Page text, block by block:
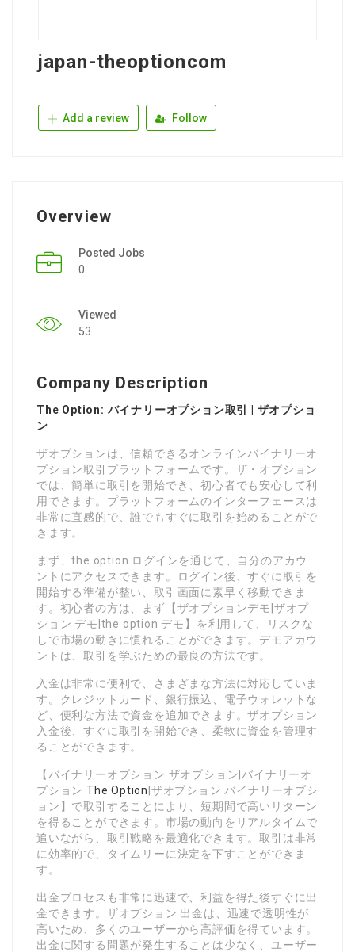
japan-theoptioncom
Add a review Follow
Overview
Posted Jobs
0
Viewed
53
Company Description
The Option: バイナリーオプション取引 | ザオプショ
ン
ザオプションは、信頼できるオンラインバイナリーオ
プション取引プラットフォームです。ザ・オプション
では、簡単に取引を開始でき、初心者でも安心して利
用できます。プラットフォームのインターフェースは
非常に直感的で、誰でもすぐに取引を始めることがで
きます。
まず、the option ログインを通じて、自分のアカウ
ントにアクセスできます。ログイン後、すぐに取引を
開始する準備が整い、取引画面に素早く移動できま
す。初心者の方は、まず【ザオプションデモ|ザオプ
ション デモ|the option デモ】を利用して、リスクな
しで市場の動きに慣れることができます。デモアカウ
ントは、取引を学ぶための最良の方法です。
入金は非常に便利で、さまざまな方法に対応していま
す。クレジットカード、銀行振込、電子ウォレットな
ど、便利な方法で資金を追加できます。ザオプション
入金後、すぐに取引を開始でき、柔軟に資金を管理す
ることができます。
【バイナリーオプション ザオプション|バイナリーオ
プション The Option |ザオプション バイナリーオプシ
ョン】で取引することにより、短期間で高いリターン
を得ることができます。市場の動向をリアルタイムで
追いながら、取引戦略を最適化できます。取引は非常
に効率的で、タイムリーに決定を下すことができま
す。
出金プロセスも非常に迅速で、利益を得た後すぐに出
金できます。ザオプション 出金は、迅速で透明性が
高いため、多くのユーザーから高評価を得ています。
出金に関する問題が発生することは少なく、ユーザー